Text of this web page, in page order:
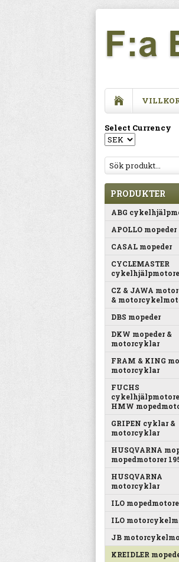
Select Currency
PRODUKTER
ABG
APOLLO mopeder
CASAL mopeder
CYCLEMASTER
CZ & JAWA
&
DBS mopeder
DKW mopeder &
motorcyklar
FRAM & KING
motorcyklar
FUCHS
HMW
GRIPEN cyklar &
motorcyklar
HUSQVARNA
mopedmotorer
HUSQVARNA
motorcyklar
ILO
ILO
JB
KREIDLER